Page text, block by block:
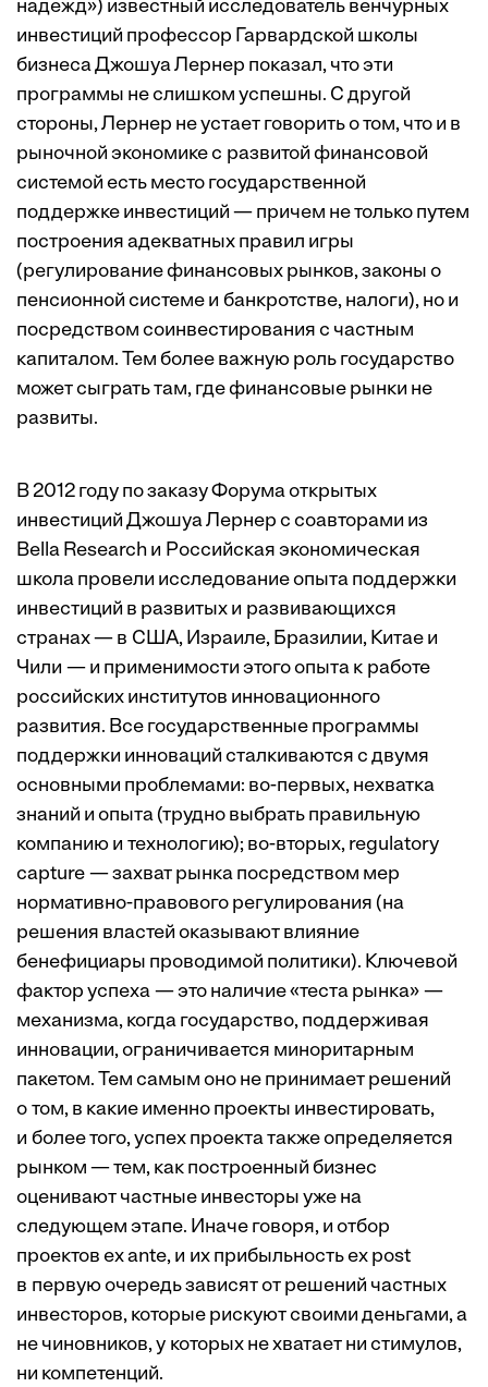
надежд») известный исследователь венчурных
инвестиций профессор Гарвардской школы
бизнеса Джошуа Лернер показал, что эти
программы не слишком успешны. С другой
стороны, Лернер не устает говорить о том, что и в
рыночной экономике с развитой финансовой
системой есть место государственной
поддержке инвестиций — причем не только путем
построения адекватных правил игры
(регулирование финансовых рынков, законы о
пенсионной системе и банкротстве, налоги), но и
посредством соинвестирования с частным
капиталом. Тем более важную роль государство
может сыграть там, где финансовые рынки не
развиты.
В 2012 году по заказу Форума открытых
инвестиций Джошуа Лернер с соавторами из
Bella Research и Российская экономическая
школа провели исследование опыта поддержки
инвестиций в развитых и развивающихся
странах — в США, Израиле, Бразилии, Китае и
Чили — и применимости этого опыта к работе
российских институтов инновационного
развития. Все государственные программы
поддержки инноваций сталкиваются с двумя
основными проблемами: во-первых, нехватка
знаний и опыта (трудно выбрать правильную
компанию и технологию); во-вторых, regulatory
capture — захват рынка посредством мер
нормативно-правового регулирования (на
решения властей оказывают влияние
бенефициары проводимой политики). Ключевой
фактор успеха — это наличие «теста рынка» —
механизма, когда государство, поддерживая
инновации, ограничивается миноритарным
пакетом. Тем самым оно не принимает решений
о том, в какие именно проекты инвестировать,
и более того, успех проекта также определяется
рынком — тем, как построенный бизнес
оценивают частные инвесторы уже на
следующем этапе. Иначе говоря, и отбор
проектов ex ante, и их прибыльность ex post
в первую очередь зависят от решений частных
инвесторов, которые рискуют своими деньгами, а
не чиновников, у которых не хватает ни стимулов,
ни компетенций.